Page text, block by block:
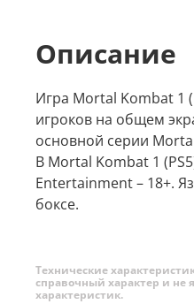
Описание
Игра Mortal Kombat 1
игроков на общем
основной серии
В Mortal Kombat 1
Entertainment – 18+.
боксе.
Технические
справочный характер и не
характеристик.